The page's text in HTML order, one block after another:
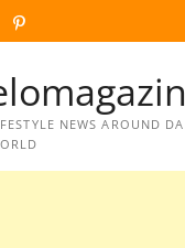
googleplus
pinterest
NEWS AROUND DA